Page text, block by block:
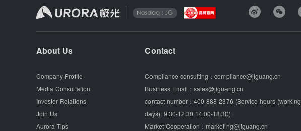
About Us
Company Profile
Media Consultation
Investor Relations
Join Us
Aurora Tips
Contact
Compliance consulting： compliance@jiguang.cn
Business Email： sales@jiguang.cn
contact number： 400-888-2376 (Service hours (working
days): 9:30-12:30 14:00-18:30)
Market Cooperation： marketing@jiguang.cn